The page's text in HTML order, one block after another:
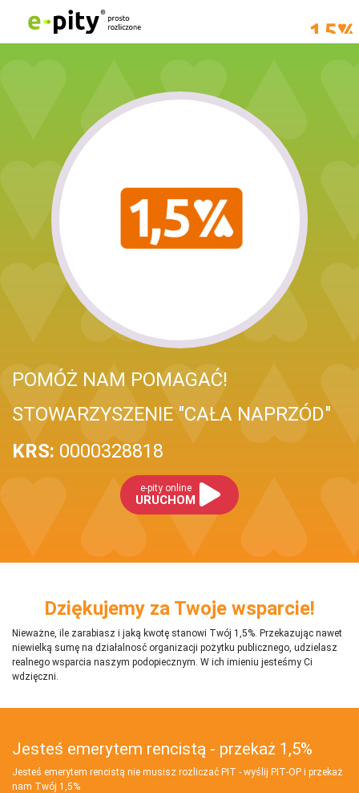
POMÓŻ NAM POMAGAĆ!
STOWARZYSZENIE "CAŁA NAPRZÓD"
KRS: 0000328818
e-pity online
URUCHOM
Dziękujemy za Twoje wsparcie!
Nieważne, ile zarabiasz i jaką kwotę stanowi Twój 1,5%. Przekazując nawet
niewielką sumę na działalnosć organizacji pożytku publicznego, udzielasz
realnego wsparcia naszym podopiecznym. W ich imieniu jesteśmy Ci
wdzięczni.
Jesteś emerytem rencistą - przekaż 1,5%
Jesteś emerytem rencistą nie musisz rozliczać PIT - wyślij PIT‑OP i przekaż
nam Twój 1,5%